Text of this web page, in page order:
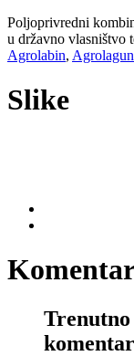
Poljoprivredni
u državno vlasništvo
Agrolabin,
Slike